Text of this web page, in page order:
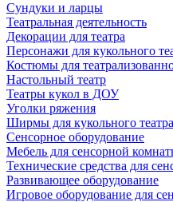
Сундуки и ларцы
Театральная деятельность
Декорации для театра
Персонажи для кукольного
Костюмы для
Настольный театр
Театры кукол в ДОУ
Уголки ряжения
Ширмы для кукольного театра
Сенсорное оборудование
Мебель для сенсорной
Технические средства для
Развивающее оборудование
Игровое оборудование для